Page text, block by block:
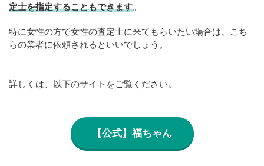
定士を指定することもできます。
特に女性の方で女性の査定士に来てもらいたい場合は、こち
らの業者に依頼されるといいでしょう。
詳しくは、以下のサイトをご覧ください。
【公式】福ちゃん